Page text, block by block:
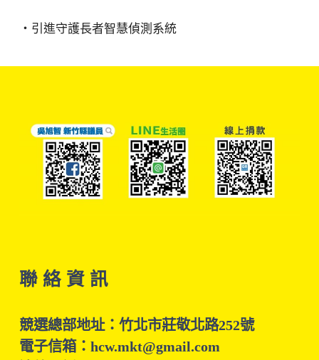
‧引進守護長者智慧偵測系統
聯 絡 資 訊
競選總部地址：竹北市莊敬北路252號
電子信箱：hcw.mkt@gmail.com